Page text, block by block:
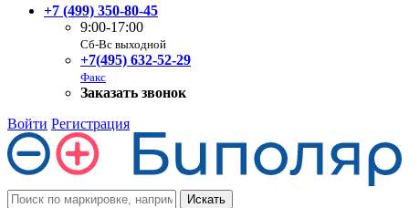
+7 (499) 350-80-45
9:00-17:00
Сб-Вс выходной
+7(495) 632-52-29
Факс
Заказать звонок
Войти Регистрация